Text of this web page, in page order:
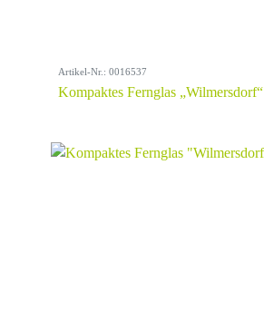
Artikel-Nr.: 0016537
Kompaktes Fernglas „Wilmersdorf“